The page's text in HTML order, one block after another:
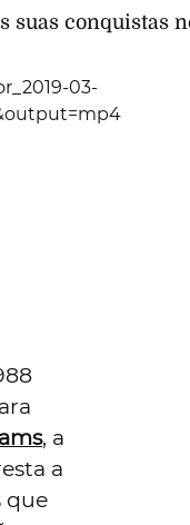
suas conquistas
03-
, a
a
que